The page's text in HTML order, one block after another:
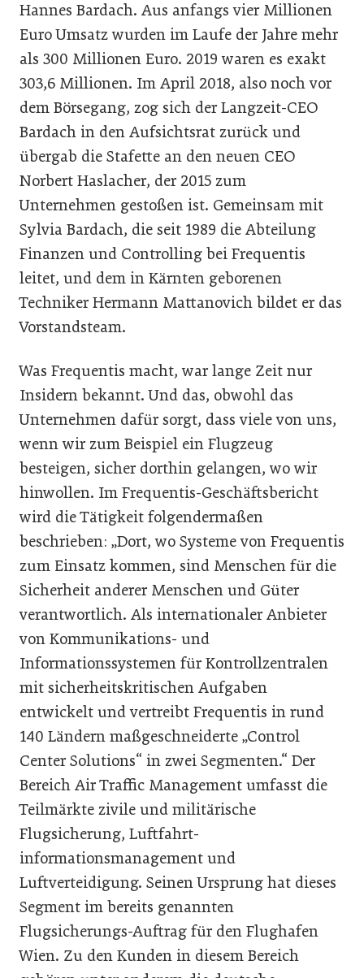
Hannes Bardach. Aus anfangs vier Millionen
Euro Umsatz wurden im Laufe der Jahre mehr
als 300 Millionen Euro. 2019 waren es exakt
303,6 Millionen. Im April 2018, also noch vor
dem Börsegang, zog sich der Langzeit-CEO
Bardach in den Aufsichtsrat zurück und
übergab die Stafette an den neuen CEO
Norbert Haslacher, der 2015 zum
Unternehmen gestoßen ist. Gemeinsam mit
Sylvia Bardach, die seit 1989 die Abteilung
Finanzen und Controlling bei Frequentis
leitet, und dem in Kärnten geborenen
Techniker Hermann Mattanovich bildet er das
Vorstandsteam.
Was Frequentis macht, war lange Zeit nur
Insidern bekannt. Und das, obwohl das
Unternehmen dafür sorgt, dass viele von uns,
wenn wir zum Beispiel ein Flugzeug
besteigen, sicher dorthin gelangen, wo wir
hinwollen. Im Frequentis-Geschäftsbericht
wird die Tätigkeit folgendermaßen
beschrieben: „Dort, wo Systeme von Frequentis
zum Einsatz kommen, sind Menschen für die
Sicherheit anderer Menschen und Güter
verantwortlich. Als internationaler Anbieter
von Kommunikations- und
Informationssystemen für Kontrollzentralen
mit sicherheitskritischen Aufgaben
entwickelt und vertreibt Frequentis in rund
140 Ländern maßgeschneiderte „Control
Center Solutions“ in zwei Segmenten.“ Der
Bereich Air Traffic Management umfasst die
Teilmärkte zivile und militärische
Flugsicherung, Luftfahrt­
informationsmanagement und
Luftverteidigung. Seinen Ursprung hat dieses
Segment im bereits genannten
Flugsicherungs-Auftrag für den Flughafen
Wien. Zu den Kunden in diesem Bereich